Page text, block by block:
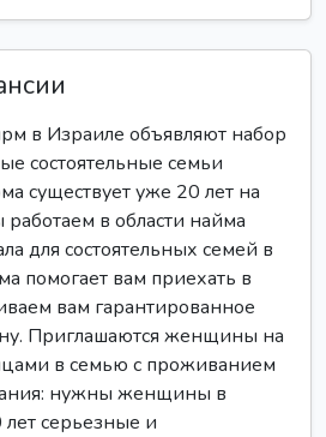
в Израиле объявляют набор
состоятельные семьи
существует уже 20 лет на
в области найма
для состоятельных семей в
помогает вам приехать в
вам гарантированное
Приглашаются женщины на
в семью с проживанием
нужны женщины в
лет серьезные и